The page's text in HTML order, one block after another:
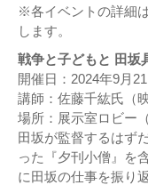
※各イベントの詳細
します。
戦争と子どもと 田坂
開催日：2024年9月21
講師：佐藤千紘氏（
場所：展示室ロビー（
田坂が監督するはず
った『夕刊小僧』を
に田坂の仕事を振り